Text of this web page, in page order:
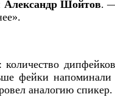
Александр Шойтов. —
фейки напоминали
аналогию спикер.